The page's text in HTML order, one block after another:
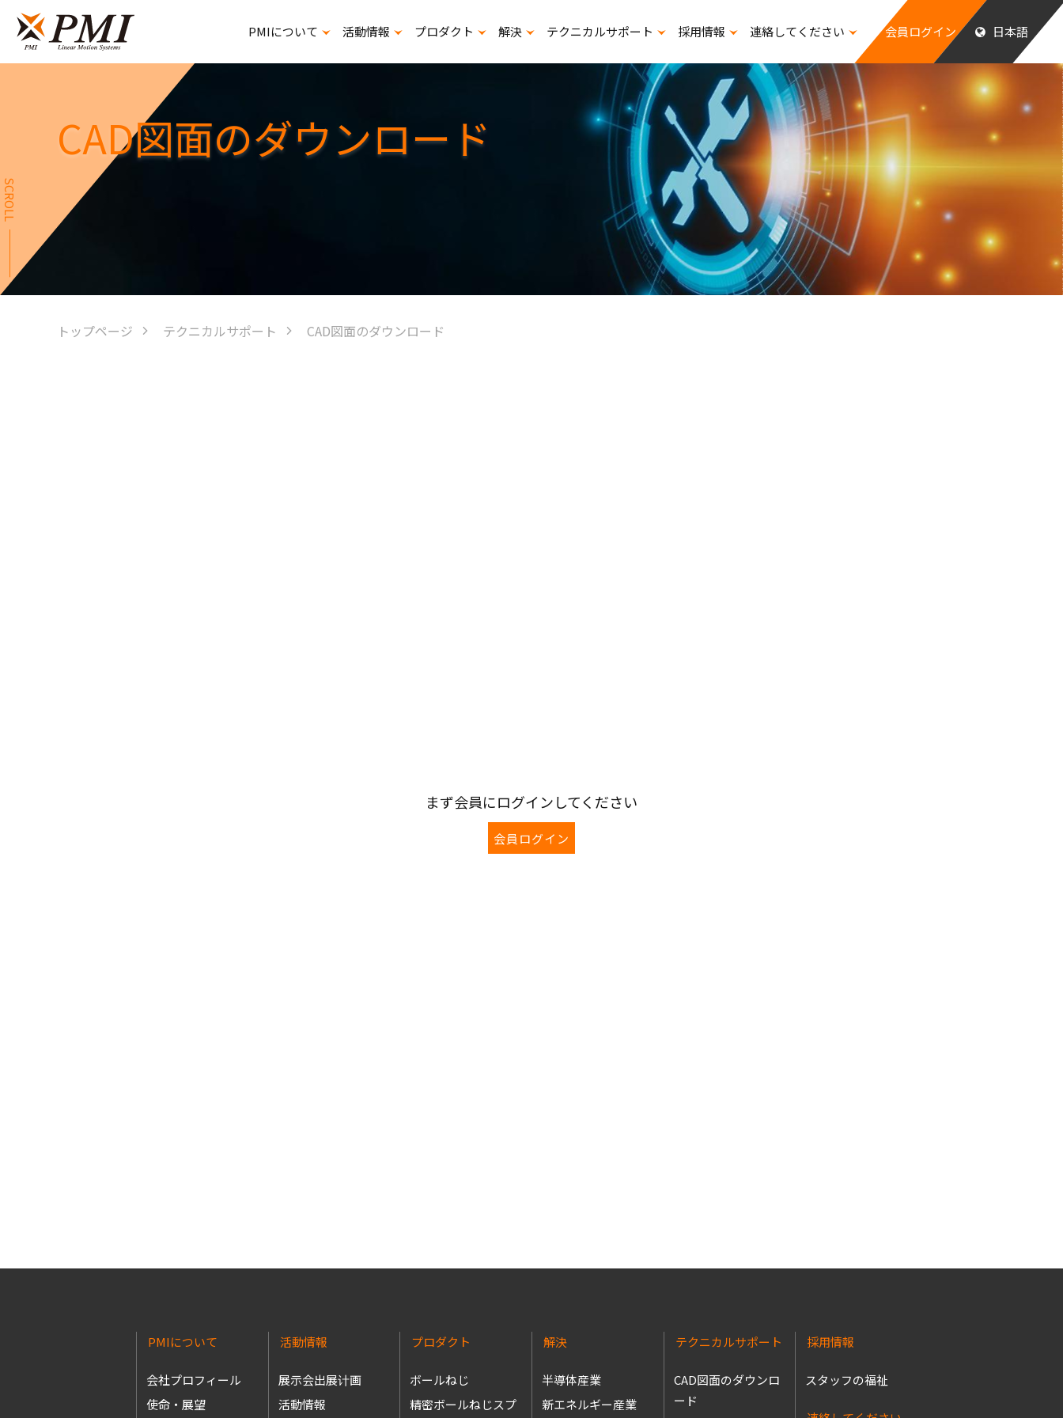
PMIについて 活動情報 プロダクト 解決 テクニカルサポート 採用情報 連絡してください 会員ログイン 日本語
CAD図面のダウンロード
SCROLL
トップページ テクニカルサポート CAD図面のダウンロード
まず会員にログインしてください
会員ログイン
PMIについて
会社プロフィール
使命・展望
活動情報
展示会出展计画
活動情報
プロダクト
ボールねじ
精密ボールねじスプ
解決
半導体産業
新エネルギー産業
テクニカルサポート
CAD図面のダウンロ
ード
採用情報
スタッフの福祉